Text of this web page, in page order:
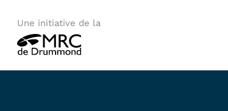
Une initiative de la